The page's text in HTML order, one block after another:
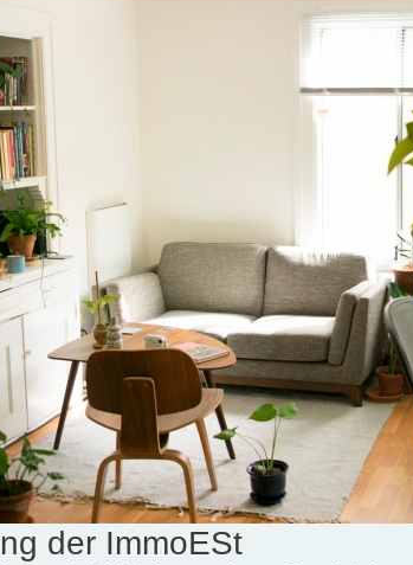
der ImmoESt